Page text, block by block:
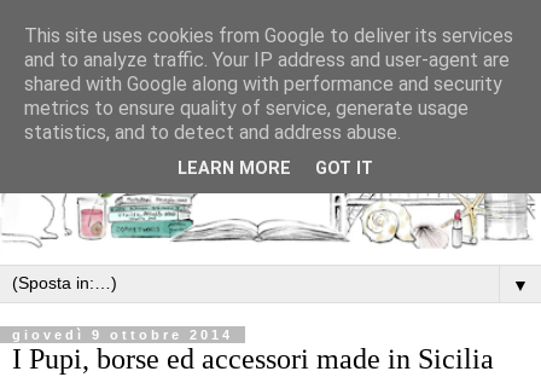
▼
giovedì 9 ottobre 2014
I Pupi, borse ed accessori made in Sicilia
This site uses cookies from Google to deliver its services
and to analyze traffic. Your IP address and user-agent are
shared with Google along with performance and security
metrics to ensure quality of service, generate usage
statistics, and to detect and address abuse.
LEARN MORE GOT IT